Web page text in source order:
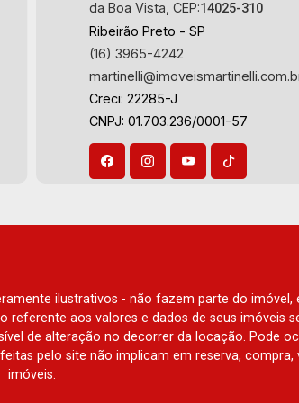
San
João
da Boa Vista, CEP:14025-310
Ribeirão Preto - SP
(16) 3965-4242
Creci: 22285-J
CNPJ: 01.703.236/0001-57
ilustrativos - não fazem parte do imóvel,
aos valores e dados de seus imóveis
de alteração no decorrer da locação. Pode
pelo site não implicam em reserva,
imóveis.